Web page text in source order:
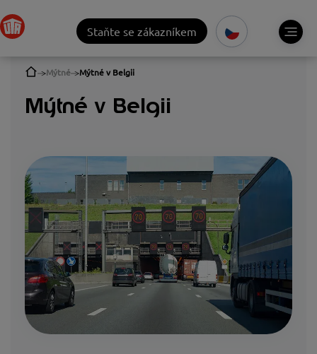
Staňte se zákazníkem
Mýtné Mýtné v Belgii
Mýtné v Belgii